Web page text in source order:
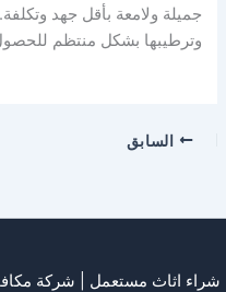
جميلة ولامعة بأقل جهد
وترطيبها بشكل منتظم
السابق
شراء اثاث مستعمل شركة